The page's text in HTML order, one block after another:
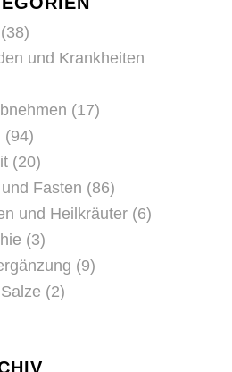
(38)
und Krankheiten
(17)
(94)
(20)
Fasten (86)
und Heilkräuter (6)
(3)
(9)
(2)